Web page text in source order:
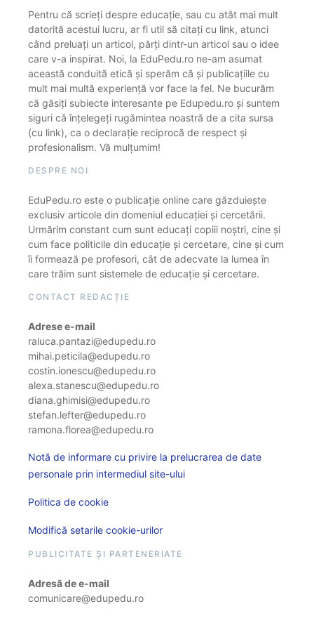
Pentru că scrieți despre educație, sau cu atât mai mult
datorită acestui lucru, ar fi util să citați cu link, atunci
când preluați un articol, părți dintr-un articol sau o idee
care v-a inspirat. Noi, la EduPedu.ro ne-am asumat
această conduită etică și sperăm că și publicațiile cu
mult mai multă experiență vor face la fel. Ne bucurăm
că găsiți subiecte interesante pe Edupedu.ro și suntem
siguri că înțelegeți rugămintea noastră de a cita sursa
(cu link), ca o declarație reciprocă de respect și
profesionalism. Vă mulțumim!
DESPRE NOI
EduPedu.ro este o publicație online care găzduiește
exclusiv articole din domeniul educației și cercetării.
Urmărim constant cum sunt educați copiii noștri, cine și
cum face politicile din educație și cercetare, cine și cum
îi formează pe profesori, cât de adecvate la lumea în
care trăim sunt sistemele de educație și cercetare.
CONTACT REDACȚIE
Adrese e-mail
raluca.pantazi@edupedu.ro
mihai.peticila@edupedu.ro
costin.ionescu@edupedu.ro
alexa.stanescu@edupedu.ro
diana.ghimisi@edupedu.ro
stefan.lefter@edupedu.ro
ramona.florea@edupedu.ro
Notă de informare cu privire la prelucrarea de date
personale prin intermediul site-ului
Politica de cookie
Modifică setarile cookie-urilor
PUBLICITATE ȘI PARTENERIATE
Adresă de e-mail
comunicare@edupedu.ro